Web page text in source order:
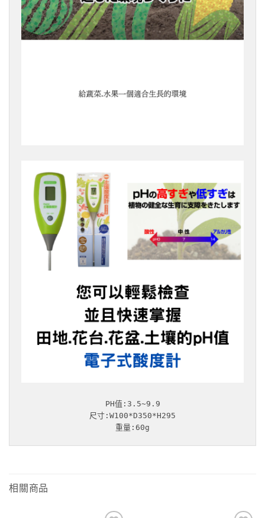
PH值:3.5~9.9
尺寸:W100*D350*H295
重量:60g
相關商品